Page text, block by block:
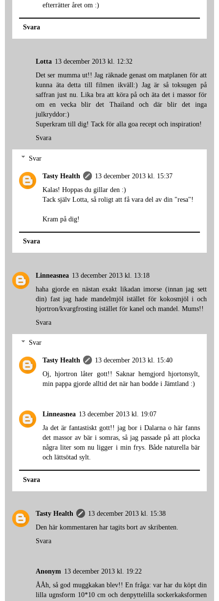
efterrätter året om :)
Svara
Lotta 13 december 2013 kl. 12:32
Det ser mumma ut!! Jag räknade genast om matplanen för att
kunna äta detta till filmen ikväll:) Jag är så toksugen på
saffran just nu. Lika bra att köra på och äta det i massor för
om en vecka blir det Thailand och där blir det inga
julkryddor:)
Superkram till dig! Tack för alla goa recept och inspiration!
Svara
Svar
Tasty Health
13 december 2013 kl. 15:37
Kalas! Hoppas du gillar den :)
Tack själv Lotta, så roligt att få vara del av din "resa"!
Kram på dig!
Svara
Linneasnea 13 december 2013 kl. 13:18
haha gjorde en nästan exakt likadan imorse (innan jag sett
din) fast jag hade mandelmjöl istället för kokosmjöl i och
hjortron/kvargfrosting istället för kanel och mandel. Mums!!
Svara
Svar
Tasty Health
13 december 2013 kl. 15:40
Oj, hjortron låter gott!! Saknar hemgjord hjortonsylt,
min pappa gjorde alltid det när han bodde i Jämtland :)
Linneasnea 13 december 2013 kl. 19:07
Ja det är fantastiskt gott!! jag bor i Dalarna o här fanns
det massor av bär i somras, så jag passade på att plocka
några liter som nu ligger i min frys. Både naturella bär
och lättsötad sylt.
Svara
Tasty Health
13 december 2013 kl. 15:38
Den här kommentaren har tagits bort av skribenten.
Svara
Anonym 13 december 2013 kl. 19:22
ÅÅh, så god muggkakan blev!! En fråga: var har du köpt din
lilla ugnsform 10*10 cm och denpyttelilla sockerkaksformen